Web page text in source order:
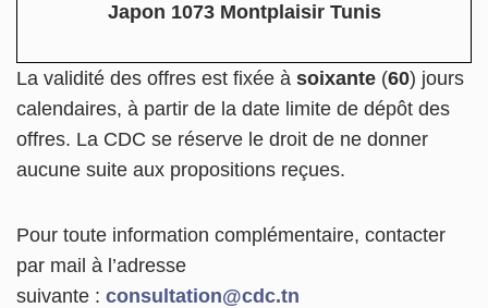
Japon 1073 Montplaisir Tunis
La validité des offres est fixée à soixante (60) jours
calendaires, à partir de la date limite de dépôt des
offres. La CDC se réserve le droit de ne donner
aucune suite aux propositions reçues.
Pour toute information complémentaire, contacter
par mail à l’adresse
suivante : consultation@cdc.tn